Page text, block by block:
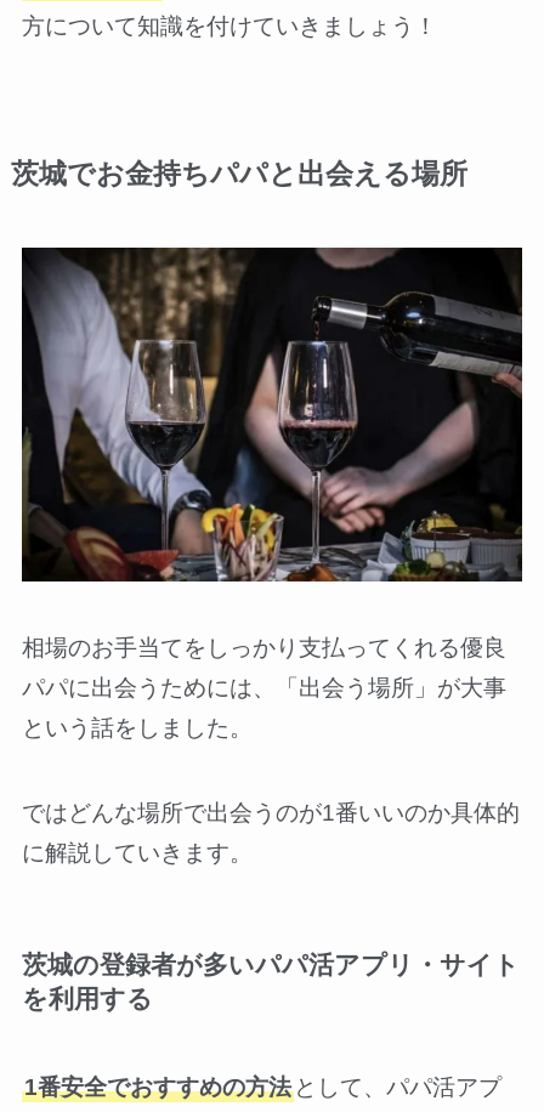
方について知識を付けていきましょう！
茨城でお金持ちパパと出会える場所
相場のお手当てをしっかり支払ってくれる優良
パパに出会うためには、「出会う場所」が大事
という話をしました。
ではどんな場所で出会うのが1番いいのか具体的
に解説していきます。
茨城の登録者が多いパパ活アプリ・サイト
を利用する
1番安全でおすすめの方法として、パパ活アプ